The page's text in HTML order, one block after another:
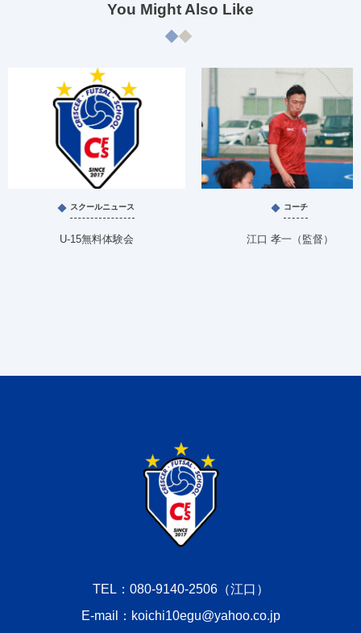
You Might Also Like
スクールニュース
U-15無料体験会
コーチ
江口 孝一（監督）
TEL：080-9140-2506（江口）
E-mail：koichi10egu@yahoo.co.jp